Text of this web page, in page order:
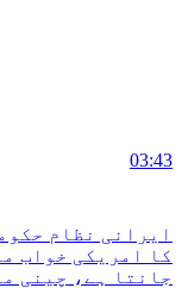
03:43
ایرانی نظام
کا امریکی خواب
جانتا ہے، چینی